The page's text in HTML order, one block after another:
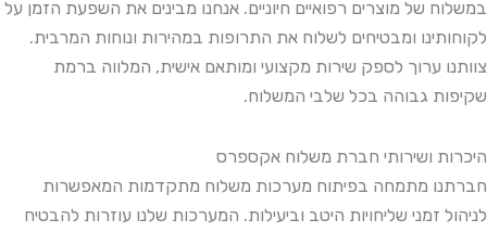
במשלוח של מוצרים רפואיים חיוניים. אנחנו מבינים את השפעת הזמן על
לקוחותינו ומבטיחים לשלוח את התרופות במהירות ונוחות המרבית.
צוותנו ערוך לספק שירות מקצועי ומותאם אישית, המלווה ברמת
שקיפות גבוהה בכל שלבי המשלוח.
היכרות ושירותי חברת משלוח אקספרס
חברתנו מתמחה בפיתוח מערכות משלוח מתקדמות המאפשרות
לניהול זמני שליחויות היטב וביעילות. המערכות שלנו עוזרות להבטיח